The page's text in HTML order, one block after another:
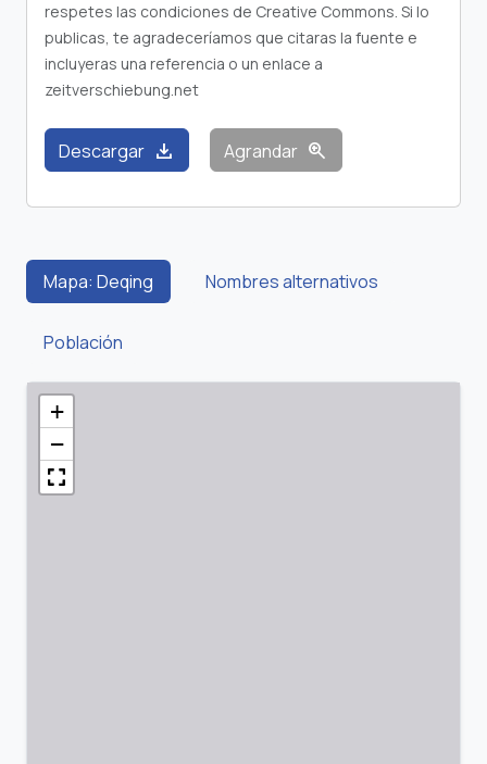
respetes las condiciones de Creative Commons. Si lo
publicas, te agradeceríamos que citaras la fuente e
incluyeras una referencia o un enlace a
zeitverschiebung.net
Descargar download Agrandar zoom_in
Mapa: Deqing Nombres alternativos
Población
+
−